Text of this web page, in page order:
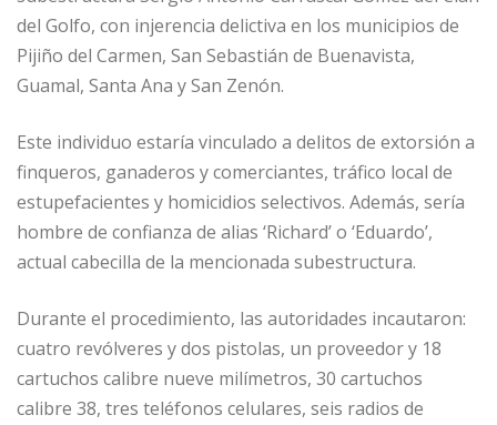
del Golfo, con injerencia delictiva en los municipios de
Pijiño del Carmen, San Sebastián de Buenavista,
Guamal, Santa Ana y San Zenón.
Este individuo estaría vinculado a delitos de extorsión a
finqueros, ganaderos y comerciantes, tráfico local de
estupefacientes y homicidios selectivos. Además, sería
hombre de confianza de alias ‘Richard’ o ‘Eduardo’,
actual cabecilla de la mencionada subestructura.
Durante el procedimiento, las autoridades incautaron:
cuatro revólveres y dos pistolas, un proveedor y 18
cartuchos calibre nueve milímetros, 30 cartuchos
calibre 38, tres teléfonos celulares, seis radios de